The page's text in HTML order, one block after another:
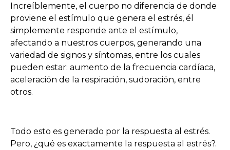
Increíblemente, el cuerpo no diferencia de donde
proviene el estímulo que genera el estrés, él
simplemente responde ante el estímulo,
afectando a nuestros cuerpos, generando una
variedad de signos y síntomas, entre los cuales
pueden estar: aumento de la frecuencia cardíaca,
aceleración de la respiración, sudoración, entre
otros.
Todo esto es generado por la respuesta al estrés.
Pero, ¿qué es exactamente la respuesta al estrés?.